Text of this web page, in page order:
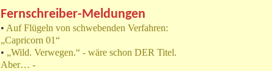
Fernschreiber-Meldungen
• Auf Flügeln von schwebenden Verfahren:
„Capricorn 01“
• „Wild. Verwegen.“ - wäre schon DER Titel.
Aber… -